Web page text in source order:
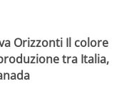
Orizzonti Il colore
tra Italia,